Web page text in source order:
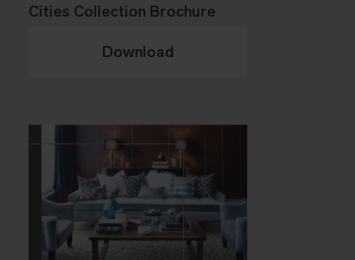
Cities Collection Brochure
Download